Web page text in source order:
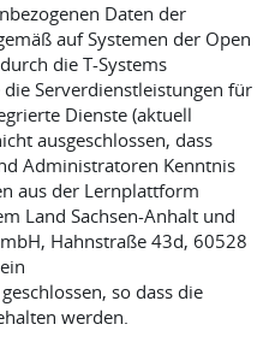
Daten der
auf Systemen der Open
die T-Systems
Serverdienstleistungen für
Dienste (aktuell
ausgeschlossen, dass
Administratoren Kenntnis
aus der Lernplattform
Land Sachsen-Anhalt und
Hahnstraße 43d, 60528
so dass die
werden.